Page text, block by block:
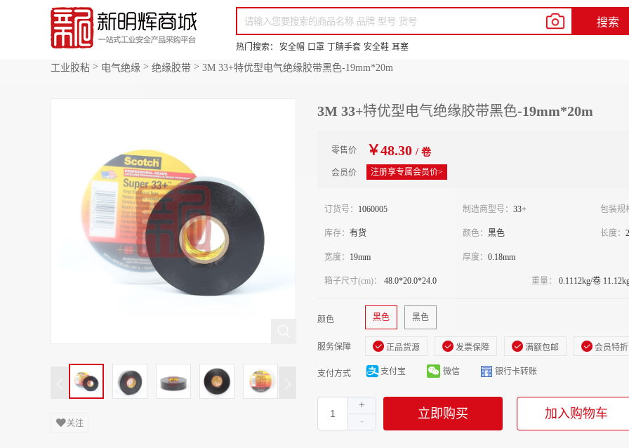
你好，欢迎来到新明辉！ 请登录
免费注册
专属服务 超低折扣价
我的新明辉 客户服务 帮助中心
搜索
热门搜索： 安全帽 口罩 丁腈手套 安全鞋 耳塞
全部商品分类 场景采购 品牌中心 供应商合作 新豆商城
工业胶粘 > 电气绝缘 > 绝缘胶带 > 3M 33+特优型电气绝缘胶带黑色-19mm*20m
关注
3M 33+特优型电气绝缘胶带黑色-19mm*20m
零售价 ￥48.30 / 卷
会员价 注册享专属会员价>
订货号： 1060005 制造商型号： 33+ 包装规
库存： 有货 颜色： 黑色 长度：
宽度： 19mm 厚度： 0.18mm
箱子尺寸(cm)： 48.0*20.0*24.0 重量： 0.1112kg/卷
颜色 黑色 黑色
服务保障 正品货源 发票保障 满额包邮 会员特折
支付方式 支付宝 微信 银行卡转账
立即购买 加入购物车